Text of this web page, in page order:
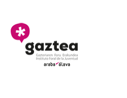
Eduki nagusira joan